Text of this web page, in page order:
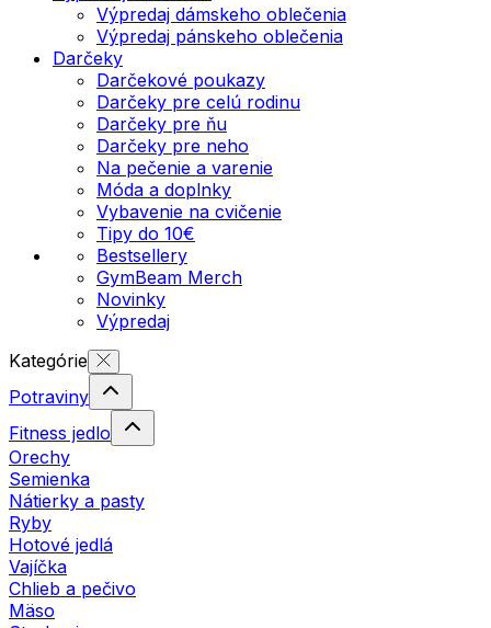
Výpredaj dámskeho oblečenia
Výpredaj pánskeho oblečenia
Darčeky
Darčekové poukazy
Darčeky pre celú rodinu
Darčeky pre ňu
Darčeky pre neho
Na pečenie a varenie
Móda a doplnky
Vybavenie na cvičenie
Tipy do 10€
Bestsellery
GymBeam Merch
Novinky
Výpredaj
Kategórie
Potraviny
Fitness jedlo
Orechy
Semienka
Nátierky a pasty
Ryby
Hotové jedlá
Vajíčka
Chlieb a pečivo
Mäso